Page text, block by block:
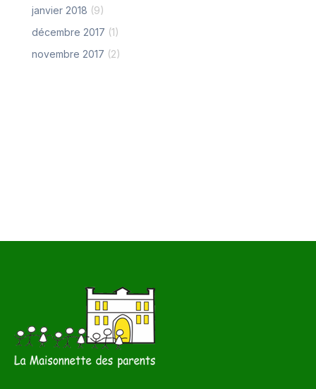
janvier 2018 (9)
décembre 2017 (1)
novembre 2017 (2)